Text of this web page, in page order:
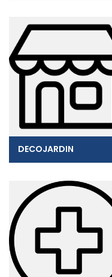
DECOJARDIN